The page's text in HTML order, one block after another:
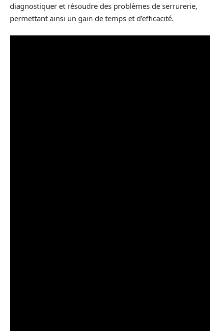
diagnostiquer et résoudre des problèmes de serrurerie,
permettant ainsi un gain de temps et d’efficacité.